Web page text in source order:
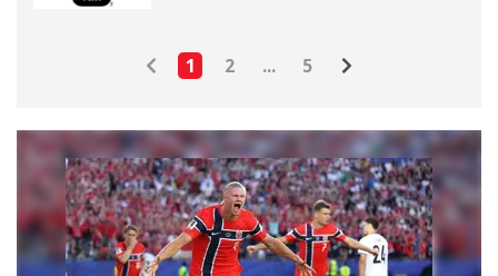
1 2 ... 5